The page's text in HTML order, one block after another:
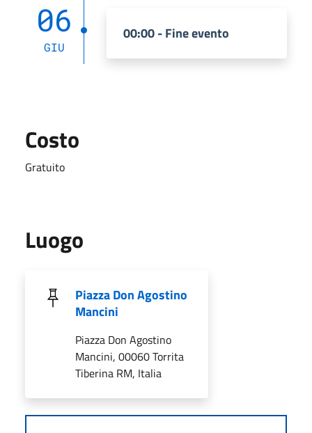
06
GIU
00:00 - Fine evento
Costo
Gratuito
Luogo
Piazza Don Agostino
Mancini
Piazza Don Agostino
Mancini, 00060 Torrita
Tiberina RM, Italia